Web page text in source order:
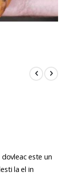
este un
la el in